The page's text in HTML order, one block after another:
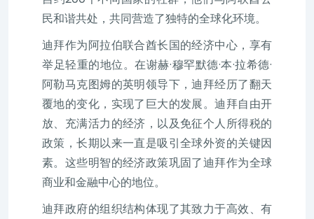
民和谐共处，共同营造了独特的全球化环境。
迪拜作为阿拉伯联合酋长国的经济中心，享有
举足轻重的地位。在谢赫·穆罕默德·本·拉希德·
阿勒马克图姆的英明领导下，迪拜经历了翻天
覆地的变化，实现了巨大的发展。迪拜自由开
放、充满活力的经济，以及免征个人所得税的
政策，长期以来一直是吸引全球外资的关键因
素。这些明智的经济政策巩固了迪拜作为全球
商业和金融中心的地位。
迪拜政府的组织结构体现了其致力于高效、有